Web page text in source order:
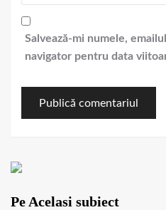
Salvează-mi numele,
navigator pentru data
Pe Acelasi subiect